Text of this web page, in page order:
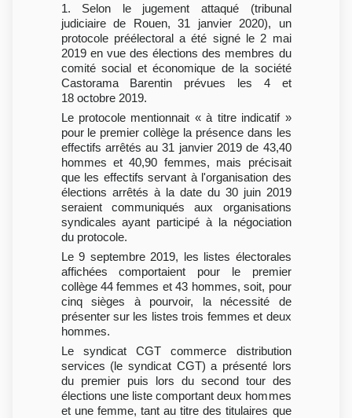
1. Selon le jugement attaqué (tribunal
judiciaire de Rouen, 31 janvier 2020), un
protocole préélectoral a été signé le 2 mai
2019 en vue des élections des membres du
comité social et économique de la société
Castorama Barentin prévues les 4 et
18 octobre 2019.
Le protocole mentionnait « à titre indicatif »
pour le premier collège la présence dans les
effectifs arrêtés au 31 janvier 2019 de 43,40
hommes et 40,90 femmes, mais précisait
que les effectifs servant à l'organisation des
élections arrêtés à la date du 30 juin 2019
seraient communiqués aux organisations
syndicales ayant participé à la négociation
du protocole.
Le 9 septembre 2019, les listes électorales
affichées comportaient pour le premier
collège 44 femmes et 43 hommes, soit, pour
cinq sièges à pourvoir, la nécessité de
présenter sur les listes trois femmes et deux
hommes.
Le syndicat CGT commerce distribution
services (le syndicat CGT) a présenté lors
du premier puis lors du second tour des
élections une liste comportant deux hommes
et une femme, tant au titre des titulaires que